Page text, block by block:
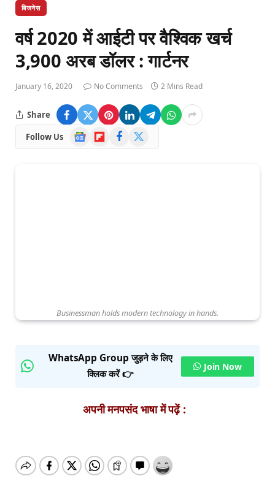
बिजनेस
वर्ष 2020 में आईटी पर वैश्विक खर्च
3,900 अरब डॉलर : गार्टनर
January 16, 2020 No Comments 2 Mins Read
Share
Follow Us
Google
News
FlipboardFacebook
Businessman holds modern technology in hands.
WhatsApp Group जुड़ने के लिए
क्लिक करें 👉
Join Now
अपनी मनपसंद भाषा में पढ़ें :